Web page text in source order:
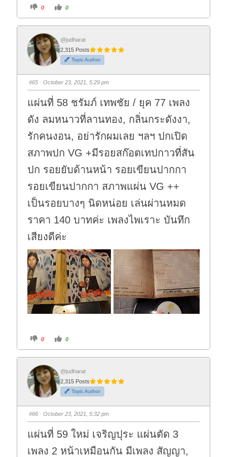
C
i
k
f
o
r
t
h
u
m
d
o
n
.
0
C
i
k
o
r
t
h
u
m
u
p
0
@judharat
2,315 Posts
Topic Author
#65 · October 23, 2021, 5:29 pm
แผ่นที่ 58 ชรัมภ์ เทพชัย / ยุค 77 เพลง
ดัง ลมหนาวที่ลานทอง, กลิ่นกระดังงา,
รักคนงอน, อย่ารักผมเลย ฯลฯ ปกเปิด
สภาพปก VG +มีรอยสก๊อตเทปกาวที่สัน
ปก รอยยับด้านหน้า รอยเขียนปากกา
รอยเขียนปากกา สภาพแผ่น VG ++
เป็นรอยบางๆ นิดหน่อย เล่นผ่านหมด
ราคา 140 บาทค่ะ เพลงไพเราะ บันทึก
เสียงดีค่ะ
C
i
k
f
o
r
t
h
u
m
d
o
n
.
0
C
i
k
o
r
t
h
u
m
u
p
0
@judharat
2,315 Posts
Topic Author
#66 · October 23, 2021, 5:32 pm
แผ่นที่ 59 ใหม่ เจริญปุระ แผ่นตัด 3
เพลง 2 หน้าเหมือนกัน มีเพลง สัญญา,